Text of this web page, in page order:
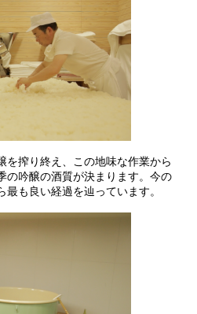
を搾り終え、この地味な作業から
の吟醸の酒質が決まります。今の
も良い経過を辿っています。